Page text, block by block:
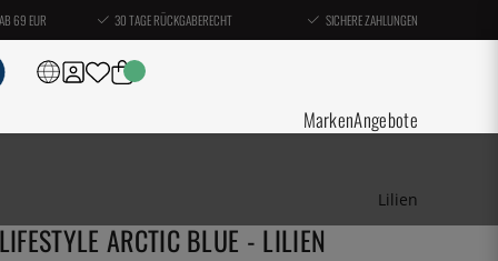
69 EUR 30 TAGE RÜCKGABERECHT SICHERE ZAHLUNGEN
MarkenAngebote
Lilien
ARCTIC BLUE - LILIEN